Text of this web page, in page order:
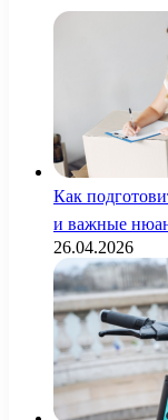
Как
и важные
26.04.2026